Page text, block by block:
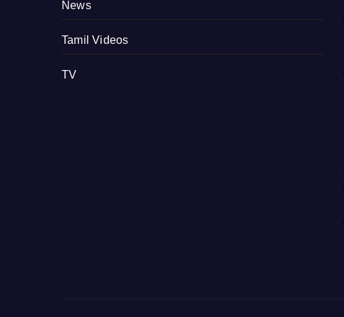
News
Tamil Videos
TV